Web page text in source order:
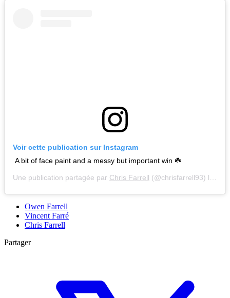
Voir cette publication sur Instagram
A bit of face paint and a messy but important win ☘️
Une publication partagée par Chris Farrell (@chrisfarrell93) le
Owen Farrell
Vincent Farré
Chris Farrell
Partager